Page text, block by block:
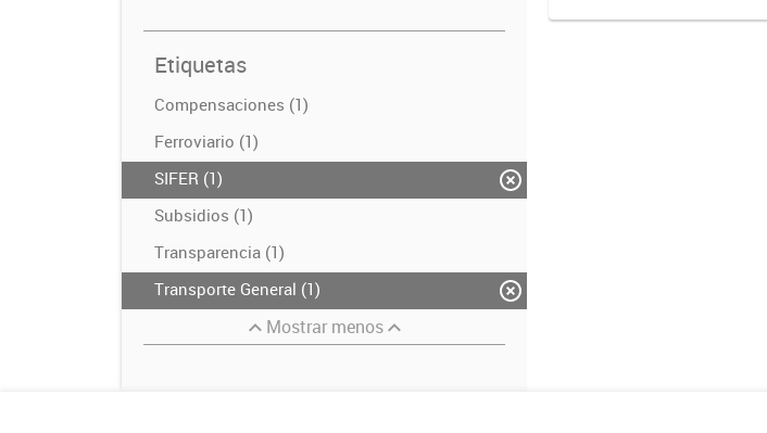
Etiquetas
Compensaciones (1)
Ferroviario (1)
SIFER (1)
Subsidios (1)
Transparencia (1)
Transporte General (1)
Mostrar menos